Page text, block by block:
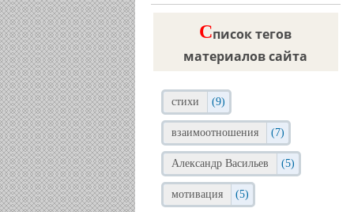
Cписок тегов
материалов сайта
стихи (9)
взаимоотношения (7)
Александр Васильев (5)
мотивация (5)